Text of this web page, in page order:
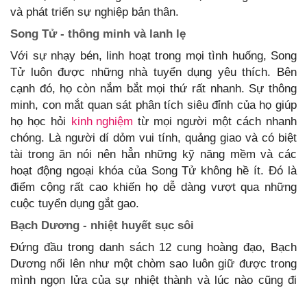
và phát triển sự nghiệp bản thân.
Song Tử - thông minh và lanh lẹ
Với sự nhạy bén, linh hoạt trong mọi tình huống, Song
Tử luôn được những nhà tuyển dụng yêu thích. Bên
cạnh đó, họ còn nắm bắt mọi thứ rất nhanh. Sự thông
minh, con mắt quan sát phân tích siêu đỉnh của họ giúp
họ học hỏi kinh nghiệm từ mọi người một cách nhanh
chóng. Là người dí dỏm vui tính, quảng giao và có biệt
tài trong ăn nói nên hẳn những kỹ năng mềm và các
hoạt động ngoại khóa của Song Tử không hề ít. Đó là
điểm cộng rất cao khiến họ dễ dàng vượt qua những
cuộc tuyển dụng gắt gao.
Bạch Dương - nhiệt huyết sục sôi
Đứng đầu trong danh sách 12 cung hoàng đạo, Bạch
Dương nổi lên như một chòm sao luôn giữ được trong
mình ngọn lửa của sự nhiệt thành và lúc nào cũng đi